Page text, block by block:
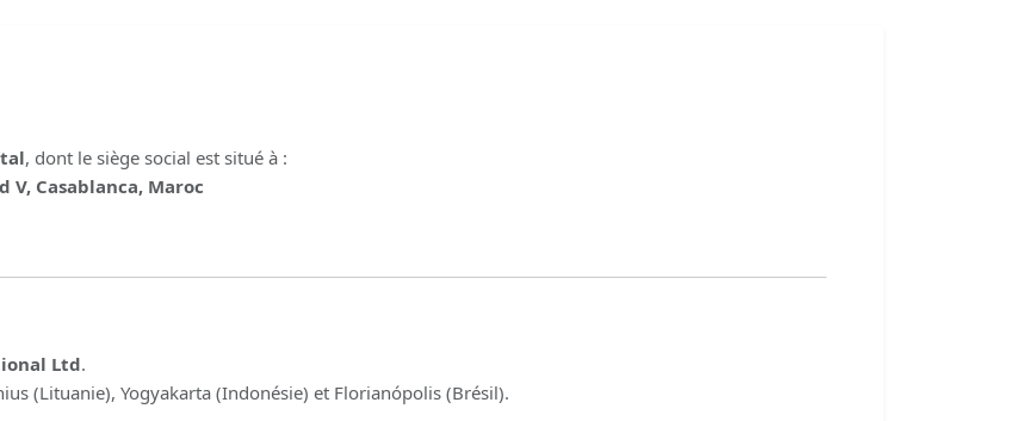
, dont le siège social est situé à :
V, Casablanca, Maroc
Ltd.
(Lituanie), Yogyakarta (Indonésie) et Florianópolis (Brésil).